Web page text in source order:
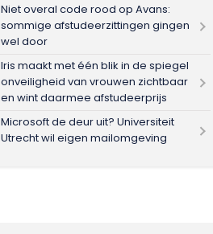
Niet overal code rood op Avans:
sommige afstudeerzittingen gingen
wel door
Iris maakt met één blik in de spiegel
onveiligheid van vrouwen zichtbaar
en wint daarmee afstudeerprijs
Microsoft de deur uit? Universiteit
Utrecht wil eigen mailomgeving